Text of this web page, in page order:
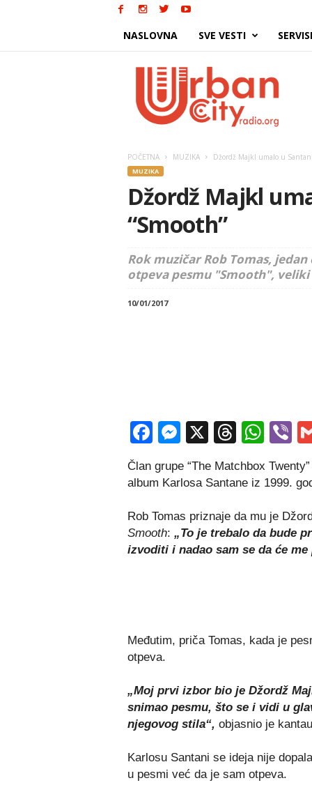
NASLOVNA SVE VESTI
POČETNA MUZIKA Džordž Majkl umalo u
MUZIKA
Džordž Majkl
“Smooth”
Rok muzičar Rob Tomas,
otpeva pesmu "Smooth",
10/01/2017
Facebook
Messenger
X
Član grupe “The Matchbox
album Karlosa Santane iz 1999.
Rob Tomas priznaje da mu je
Smooth: „To je trebalo da bude
izvoditi i nadao sam se da će
Međutim, priča Tomas, kada je
otpeva.
„Moj prvi izbor bio je Džordž
snimao pesmu, što se i vidi u
njegovog stila“, objasnio je
Karlosu Santani se ideja nije
u pesmi već da je sam otpeva.